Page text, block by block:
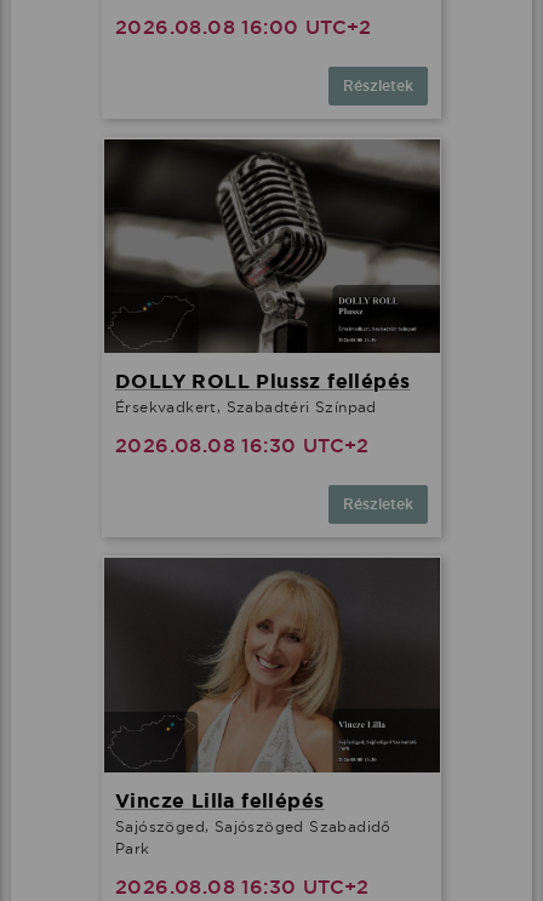
2026.08.08 16:00 UTC+2
Részletek
DOLLY ROLL Plussz fellépés
Érsekvadkert, Szabadtéri Színpad
2026.08.08 16:30 UTC+2
Részletek
Vincze Lilla fellépés
Sajószöged, Sajószöged Szabadidő
Park
2026.08.08 16:30 UTC+2